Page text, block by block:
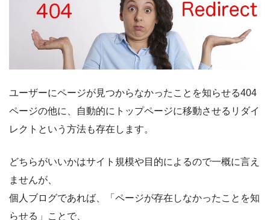
ユーザーにページが見つからなかったことを知らせる404
ページの他に、自動的にトップページに移動させるリダイ
レクトという方法も存在します。
どちらがいいかはサイト規模や目的によるので一概に言え
ませんが、
個人ブログであれば、「ページが存在しなかったことを知
らせる」ことで、